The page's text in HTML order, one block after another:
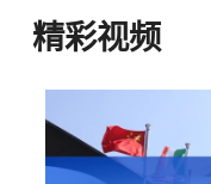
2022-05-26
精彩视频